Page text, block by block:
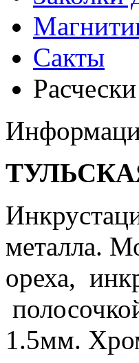
Сакты
Расчески
металла.
ореха,
1.5мм.